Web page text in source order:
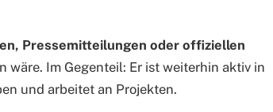
Pressemitteilungen oder offiziellen
wäre. Im Gegenteil: Er ist weiterhin aktiv in
und arbeitet an Projekten.